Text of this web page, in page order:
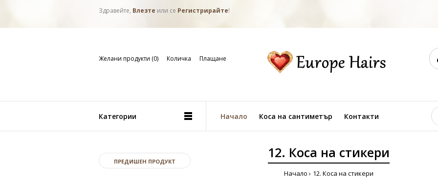
Здравейте, Влезте или се Регистрирайте!
Желани продукти (0) Количка Плащане
Категории Начало Коса на сантиметър Контакти
ПРЕДИШЕН ПРОДУКТ
12. Коса на стикери
Начало 12. Коса на стикери